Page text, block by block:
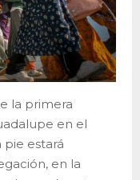
la primera
en el
pie estará
en la